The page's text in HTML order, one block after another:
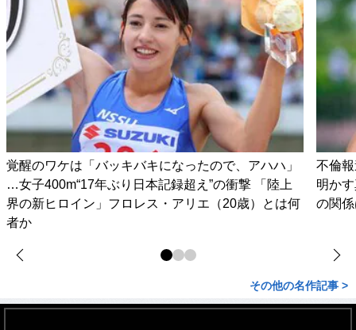
覚醒のワケは「バッキバキになったので、アハハ」
…女子400m“17年ぶり日本記録超え”の衝撃 「陸上
界の新ヒロイン」フロレス・アリエ（20歳）とは何
者か
不倫
明か
の関
その他の名作記事 >